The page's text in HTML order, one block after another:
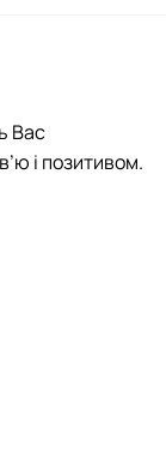
Вас
і позитивом.